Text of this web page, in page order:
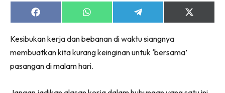
Share
on
Share
on
Share
on
Share
on
Kesibukan kerja dan bebanan di waktu siangnya
membuatkan kita kurang keinginan untuk ‘bersama’
pasangan di malam hari.